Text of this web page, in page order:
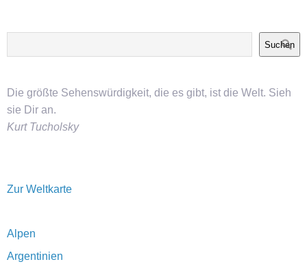
Suchen
Die größte Sehenswürdigkeit, die es gibt, ist die Welt. Sieh
sie Dir an.
Kurt Tucholsky
Zur Weltkarte
Alpen
Argentinien